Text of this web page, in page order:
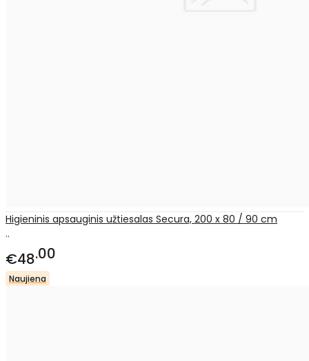
Higieninis apsauginis užtiesalas Secura, 200 x 80 / 90 cm
..
€48 00
Naujiena